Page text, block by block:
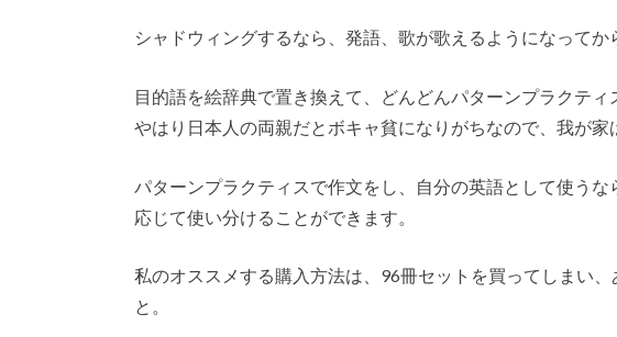
シャドウィングするなら、発語、歌が歌えるようになってか
目的語を絵辞典で置き換えて、どんどんパターンプラクティ
やはり日本人の両親だとボキャ貧になりがちなので、我が家
パターンプラクティスで作文をし、自分の英語として使う
応じて使い分けることができます。
私のオススメする購入方法は、96冊セットを買ってしまい
と。